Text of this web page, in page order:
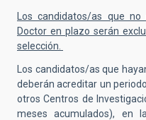
Los candidatos/as que
Doctor en plazo serán
selección.
Los candidatos/as que
deberán acreditar un
otros Centros de
meses acumulados), en